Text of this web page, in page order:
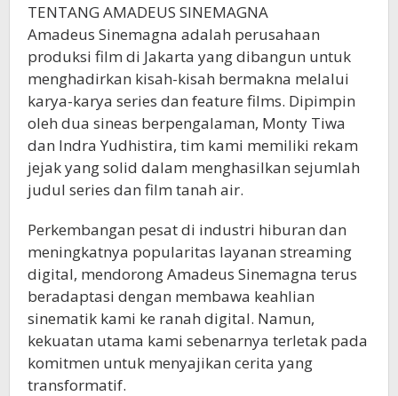
TENTANG AMADEUS SINEMAGNA
Amadeus Sinemagna adalah perusahaan
produksi film di Jakarta yang dibangun untuk
menghadirkan kisah-kisah bermakna melalui
karya-karya series dan feature films. Dipimpin
oleh dua sineas berpengalaman, Monty Tiwa
dan Indra Yudhistira, tim kami memiliki rekam
jejak yang solid dalam menghasilkan sejumlah
judul series dan film tanah air.
Perkembangan pesat di industri hiburan dan
meningkatnya popularitas layanan streaming
digital, mendorong Amadeus Sinemagna terus
beradaptasi dengan membawa keahlian
sinematik kami ke ranah digital. Namun,
kekuatan utama kami sebenarnya terletak pada
komitmen untuk menyajikan cerita yang
transformatif.